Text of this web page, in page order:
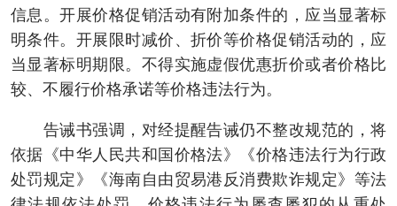
信息。开展价格促销活动有附加条件的，应当显著标
明条件。开展限时减价、折价等价格促销活动的，应
当显著标明期限。不得实施虚假优惠折价或者价格比
较、不履行价格承诺等价格违法行为。
告诫书强调，对经提醒告诫仍不整改规范的，将
依据《中华人民共和国价格法》《价格违法行为行政
处罚规定》《海南自由贸易港反消费欺诈规定》等法